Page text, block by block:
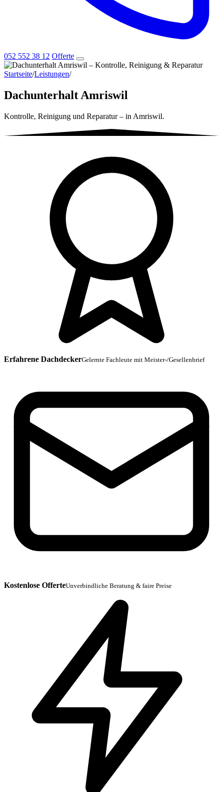
052 552 38 12 Offerte
Startseite/Leistungen/Dachunterhalt Amriswil
Dachunterhalt Amriswil
Kontrolle, Reinigung und Reparatur – in Amriswil.
Erfahrene DachdeckerGelernte Fachleute mit Meister-/Gesellenbrief
Kostenlose OfferteUnverbindliche Beratung & faire Preise